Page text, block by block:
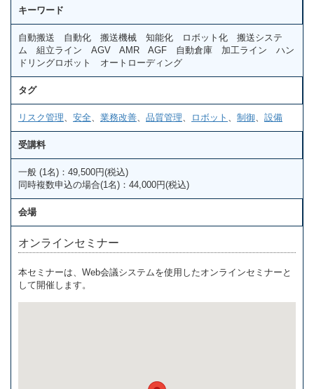
キーワード
自動搬送 自動化 搬送機械 知能化 ロボット化 搬送システ
ム 組立ライン AGV AMR AGF 自動倉庫 加工ライン ハン
ドリングロボット オートローディング
タグ
リスク管理 安全 業務改善 品質管理 ロボット 制御 設備
受講料
一般 (1名)：49,500円(税込)
同時複数申込の場合(1名)：44,000円(税込)
会場
オンラインセミナー
本セミナーは、Web会議システムを使用したオンラインセミナーと
して開催します。